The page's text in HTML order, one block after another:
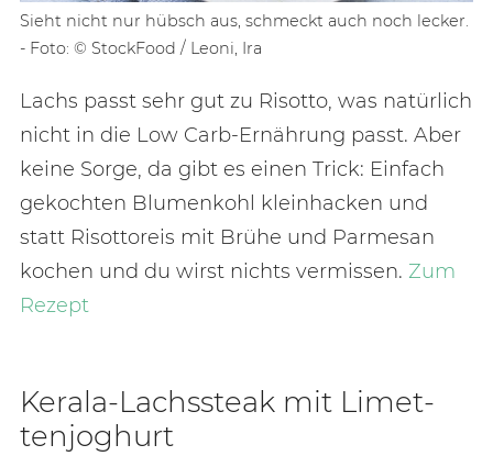
Sieht nicht nur hübsch aus, schmeckt auch noch lecker.
- Foto: © StockFood / Leoni, Ira
Lachs passt sehr gut zu Risotto, was natürlich
nicht in die Low Carb-Ernährung passt. Aber
keine Sorge, da gibt es einen Trick: Einfach
gekochten Blumenkohl kleinhacken und
statt Risottoreis mit Brühe und Parmesan
kochen und du wirst nichts vermissen. Zum
Rezept
Ke­ra­la-Lachss­teak mit Li­met­
ten­jo­ghurt